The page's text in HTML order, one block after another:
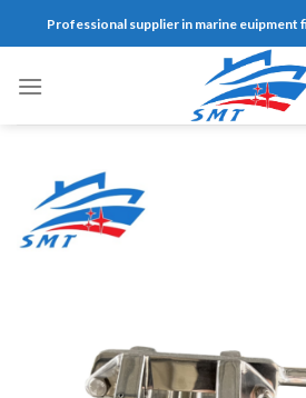
Professional supplier in marine euipment